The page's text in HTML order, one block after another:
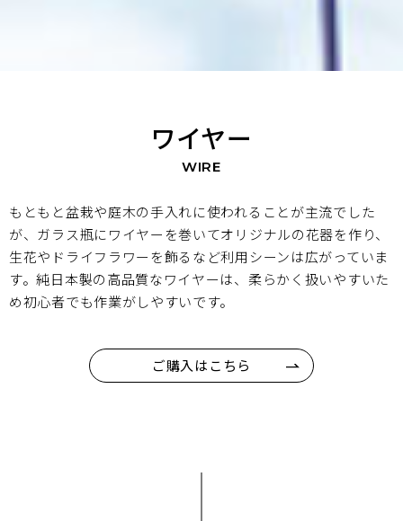
ワイヤー
WIRE
もともと盆栽や庭木の手入れに使われることが主流でした
が、ガラス瓶にワイヤーを巻いてオリジナルの花器を作り、
生花やドライフラワーを飾るなど利用シーンは広がっていま
す。純日本製の高品質なワイヤーは、柔らかく扱いやすいた
め初心者でも作業がしやすいです。
ご購入はこちら